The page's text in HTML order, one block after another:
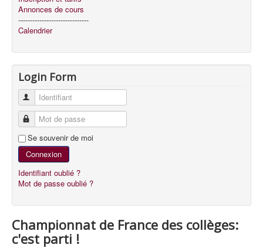
Annonces de cours
------------------------------
Calendrier
Login Form
Identifiant
Mot de passe
Se souvenir de moi
Connexion
Identifiant oublié ?
Mot de passe oublié ?
Championnat de France des collèges:
c'est parti !